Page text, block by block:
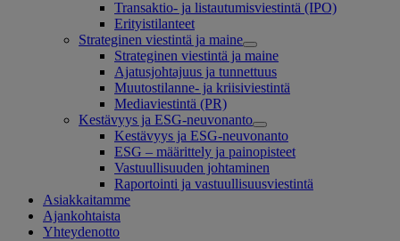
Transaktio- ja listautumisviestintä (IPO)
Erityistilanteet
Strateginen viestintä ja maine
Strateginen viestintä ja maine
Ajatusjohtajuus ja tunnettuus
Muutostilanne- ja kriisiviestintä
Mediaviestintä (PR)
Kestävyys ja ESG-neuvonanto
Kestävyys ja ESG-neuvonanto
ESG – määrittely ja painopisteet
Vastuullisuuden johtaminen
Raportointi ja vastuullisuusviestintä
Asiakkaitamme
Ajankohtaista
Yhteydenotto